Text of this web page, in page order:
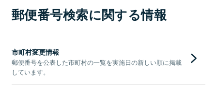
郵便番号検索に関する情報
市町村変更情報
郵便番号を公表した市町村の一覧を実施日の新しい順に掲載
しています。